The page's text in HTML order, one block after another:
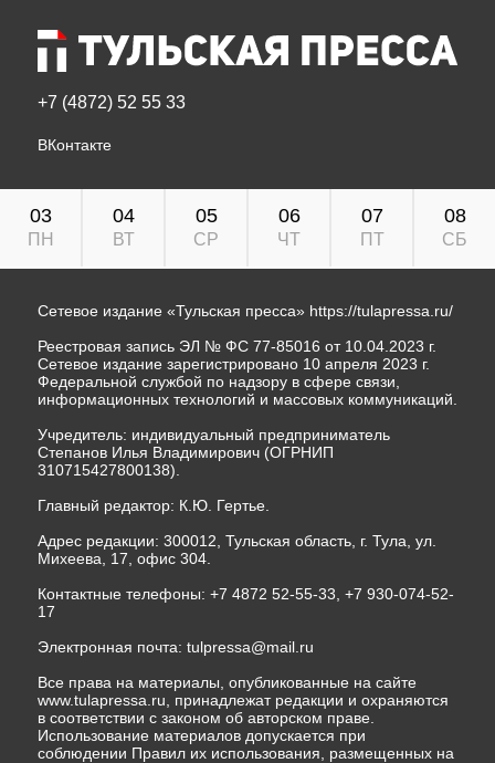
+7 (4872) 52 55 33
ВКонтакте
03
ПН
04
ВТ
05
СР
06
ЧТ
07
ПТ
08
СБ
Сетевое издание «Тульская пресса» https://tulapressa.ru/
Реестровая запись ЭЛ № ФС 77-85016 от 10.04.2023 г.
Сетевое издание зарегистрировано 10 апреля 2023 г.
Федеральной службой по надзору в сфере связи,
информационных технологий и массовых коммуникаций.
Учредитель: индивидуальный предприниматель
Степанов Илья Владимирович (ОГРНИП
310715427800138).
Главный редактор: К.Ю. Гертье.
Адрес редакции: 300012, Тульская область, г. Тула, ул.
Михеева, 17, офис 304.
Контактные телефоны: +7 4872 52-55-33, +7 930-074-52-
17
Электронная почта: tulpressa@mail.ru
Все права на материалы, опубликованные на сайте
www.tulapressa.ru, принадлежат редакции и охраняются
в соответствии с законом об авторском праве.
Использование материалов допускается при
соблюдении Правил их использования, размещенных на